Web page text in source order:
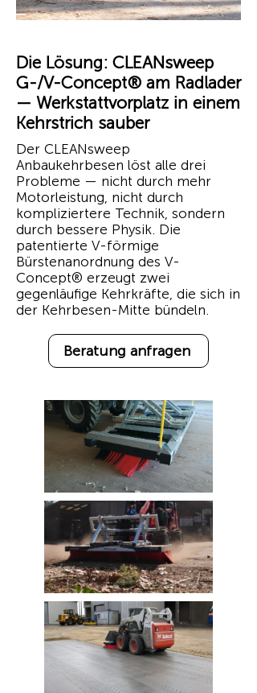
Die Lösung: CLEANsweep
G-/V-Concept® am Radlader
— Werkstattvorplatz in einem
Kehrstrich sauber
Der CLEANsweep
Anbaukehrbesen löst alle drei
Probleme — nicht durch mehr
Motorleistung, nicht durch
kompliziertere Technik, sondern
durch bessere Physik. Die
patentierte V-förmige
Bürstenanordnung des V-
Concept® erzeugt zwei
gegenläufige Kehrkräfte, die sich in
der Kehrbesen-Mitte bündeln.
Beratung anfragen